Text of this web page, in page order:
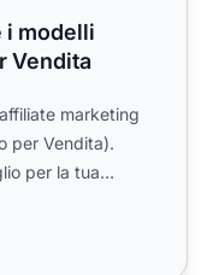
i modelli
Vendita
marketing
per Vendita).
per la tua